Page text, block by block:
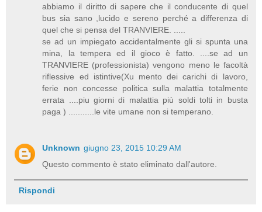
abbiamo il diritto di sapere che il conducente di quel
bus sia sano ,lucido e sereno perché a differenza di
quel che si pensa del TRANVIERE. .....
se ad un impiegato accidentalmente gli si spunta una
mina, la tempera ed il gioco è fatto. ....se ad un
TRANVIERE (professionista) vengono meno le facoltà
riflessive ed istintive(Xu mento dei carichi di lavoro,
ferie non concesse politica sulla malattia totalmente
errata ....piu giorni di malattia più soldi tolti in busta
paga ) ...........le vite umane non si temperano.
Unknown giugno 23, 2015 10:29 AM
Questo commento è stato eliminato dall'autore.
Rispondi